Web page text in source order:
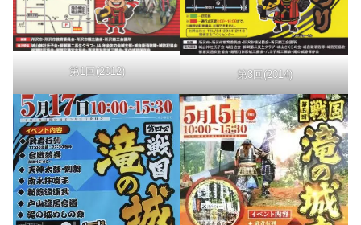
第1回(2012) 第3回(2014)